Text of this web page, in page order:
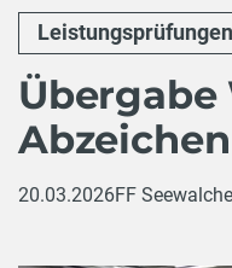
Übergabe
Abzeichen
20.03.2026FF